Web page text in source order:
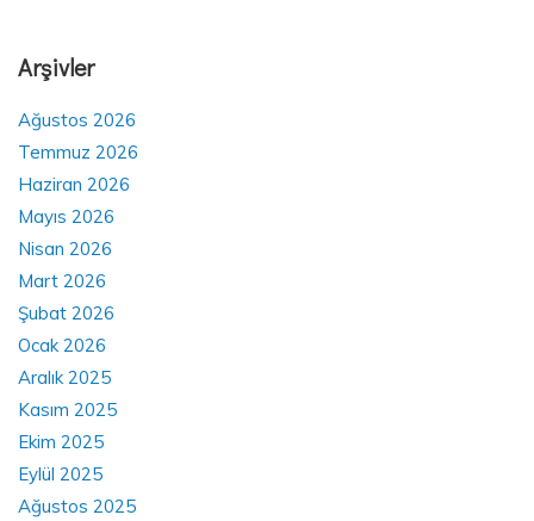
Arşivler
Ağustos 2026
Temmuz 2026
Haziran 2026
Mayıs 2026
Nisan 2026
Mart 2026
Şubat 2026
Ocak 2026
Aralık 2025
Kasım 2025
Ekim 2025
Eylül 2025
Ağustos 2025